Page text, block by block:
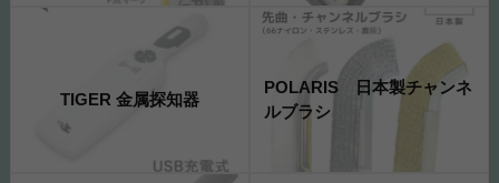
TIGER 金属探知器
POLARIS 日本製チャンネ
ルブラシ